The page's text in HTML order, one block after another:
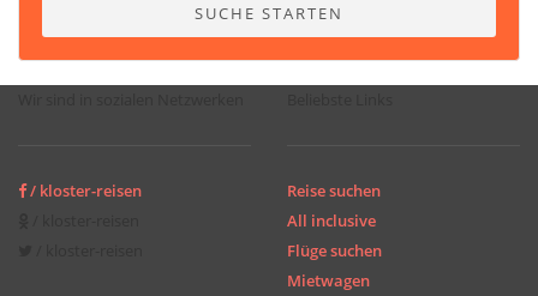
SUCHE STARTEN
/ kloster-reisen
Reise suchen
All inclusive
Flüge suchen
Mietwagen